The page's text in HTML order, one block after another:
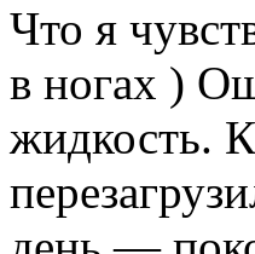
Что я
в ногах )
жидкость.